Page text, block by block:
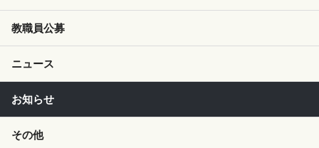
教職員公募
ニュース
お知らせ
その他